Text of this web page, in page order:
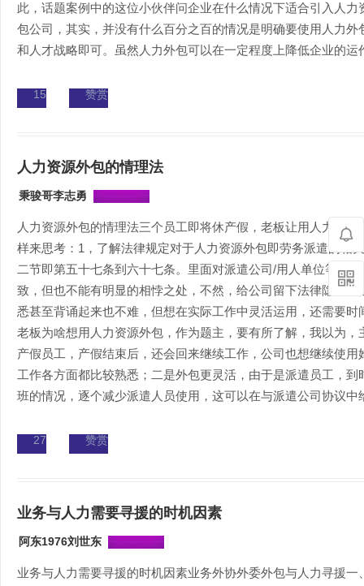
此，话题案例中的这位小伙伴问企业在什么情况下适合引入人
包公司，其实，并没有什么百分之百的情况是明确要使用人力
和人才战略即可。虽然人力外包可以在一定程度上降低企业的运
15 赞赏
人力资源外包的情理法
秉骏哥李志勇
人力资源外包的情理法三个员工即将休产假，老板让用人力资
样来思考：1，了解法律规定对于人力资源外包即劳务派遣的相
二节即第五十七条到六十七条。里面对派遣公司/用人单位等都
致，但也不能有明显的相悖之处，不然，给公司留下法律隐患
悉甚至背诵起来也不难，但想在实际工作中灵活运用，还需要
老板为啥想用人力资源外包，作为题主，要有所了解，我以为
产假员工，产假结束后，还会回来继续工作，公司也想继续使
工作各方面都比较熟悉；二是外包更灵活，由于是派遣员工，
班的情况，逐个减少派遣人员使用，这可以在与派遣公司协议中
27 赞赏
业务与人力需要寻援的时机因素
阿东1976刘世东
业务与人力需要寻援的时机因素业务外协外委外包与人力寻援